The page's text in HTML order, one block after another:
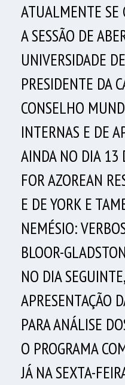
ATUALMENTE SE
A SESSÃO DE
UNIVERSIDADE
PRESIDENTE DA
CONSELHO
INTERNAS E DE
AINDA NO DIA 13
FOR AZOREAN
E DE YORK E
NEMÉSIO:
BLOOR-
NO DIA
APRESENTAÇÃO
PARA ANÁLISE
O PROGRAMA
JÁ NA SEXTA-